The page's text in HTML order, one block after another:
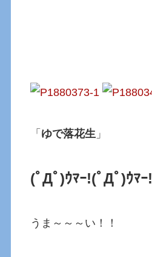
「 ゆで落花生 」
(ﾟДﾟ)ｳﾏｰ!(ﾟДﾟ)ｳﾏｰ!
うま～～～い！！